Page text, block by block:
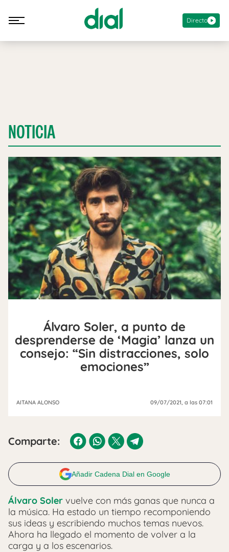
Directo
NOTICIA
Álvaro Soler, a punto de
desprenderse de ‘Magia’ lanza un
consejo: “Sin distracciones, solo
emociones”
AITANA ALONSO 09/07/2021 , a las 07:01
Comparte:
Añadir Cadena Dial en Google
Álvaro Soler vuelve con más ganas que nunca a
la música. Ha estado un tiempo recomponiendo
sus ideas y escribiendo muchos temas nuevos.
Ahora ha llegado el momento de volver a la
carga y a los escenarios.